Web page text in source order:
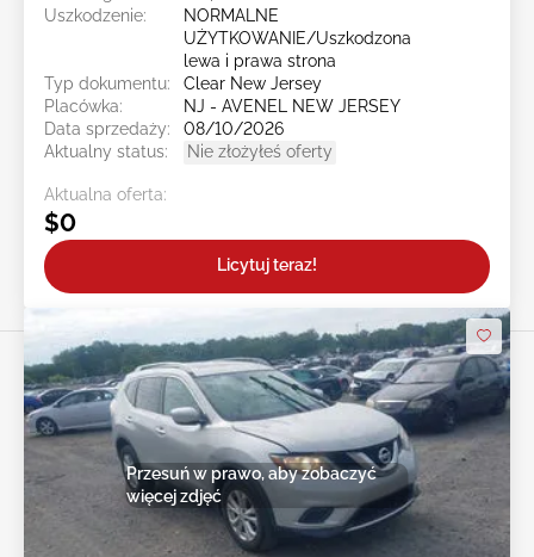
Uszkodzenie:
NORMALNE
UŻYTKOWANIE/Uszkodzona
lewa i prawa strona
Typ dokumentu:
Clear New Jersey
Placówka:
NJ - AVENEL NEW JERSEY
Data sprzedaży:
08/10/2026
Aktualny status:
Nie złożyłeś oferty
Aktualna oferta:
$0
Licytuj teraz!
Przesuń w prawo, aby zobaczyć
więcej zdjęć